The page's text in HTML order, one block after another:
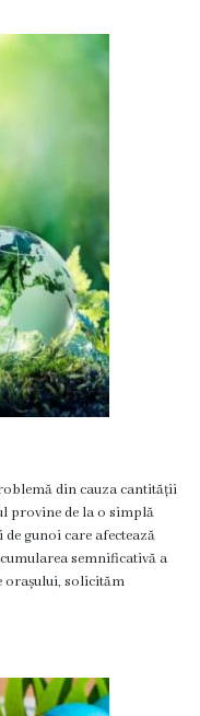
din cauza cantității
provine de la o simplă
gunoi care afectează
semnificativă a
orașului, solicităm